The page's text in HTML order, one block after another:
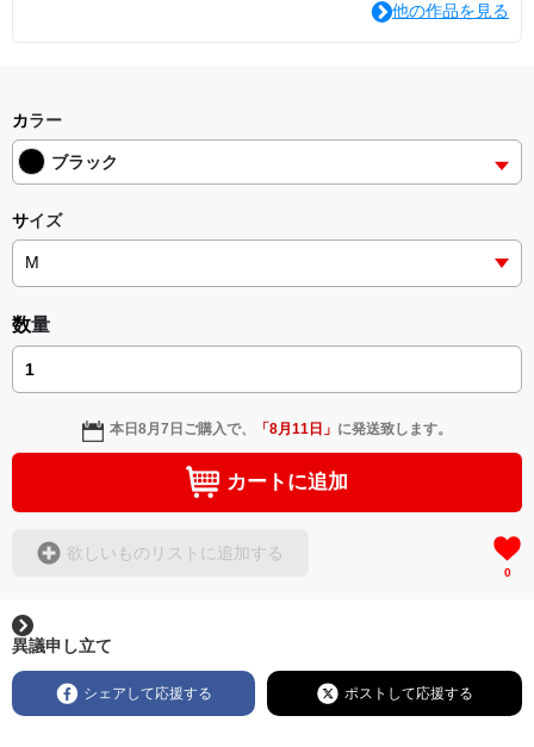
他の作品を見る
カラー
ブラック
サイズ
数量
本日8月7日 ご購入で、 「8月11日 」 に発送致します。
カートに追加
欲しいものリストに追加する
0
異議申し立て
シェアして応援する ポストして応援する